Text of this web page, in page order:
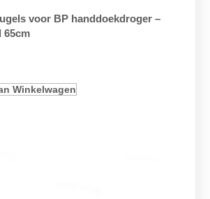
voor BP handdoekdroger –
65cm
Winkelwagen